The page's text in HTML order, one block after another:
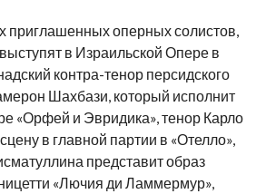
приглашенных оперных солистов,
в Израильской Опере в
контра-тенор персидского
Шахбази, который исполнит
«Орфей и Эвридика», тенор Карло
в главной партии в «Отелло»,
представит образ
«Лючия ди Ламмермур»,